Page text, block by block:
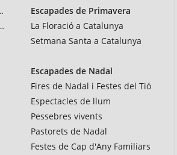
verdesEscapades de Primavera
La Floració a Catalunya
Setmana Santa a Catalunya
Escapades de Nadal
Fires de Nadal i Festes del Tió
Espectacles de llum
Pessebres vivents
Pastorets de Nadal
Festes de Cap d'Any Familiars